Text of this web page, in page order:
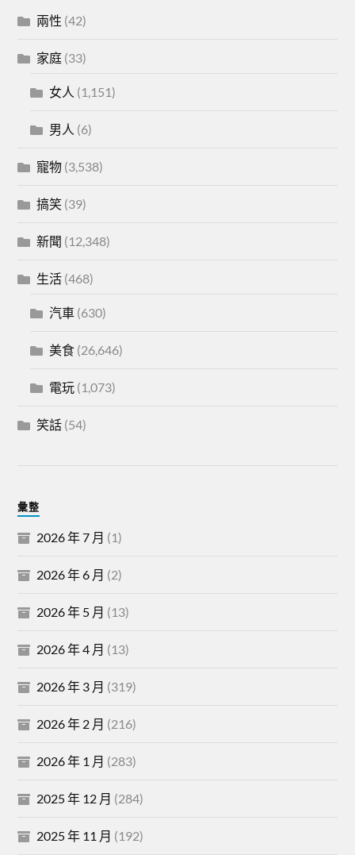
兩性 (42)
家庭 (33)
女人 (1,151)
男人 (6)
寵物 (3,538)
搞笑 (39)
新聞 (12,348)
生活 (468)
汽車 (630)
美食 (26,646)
電玩 (1,073)
笑話 (54)
彙整
2026 年 7 月 (1)
2026 年 6 月 (2)
2026 年 5 月 (13)
2026 年 4 月 (13)
2026 年 3 月 (319)
2026 年 2 月 (216)
2026 年 1 月 (283)
2025 年 12 月 (284)
2025 年 11 月 (192)